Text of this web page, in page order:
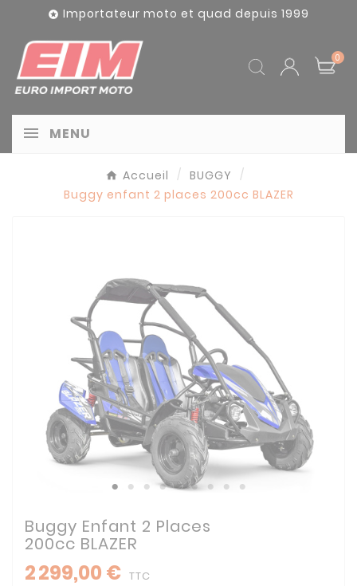
 Importateur moto et quad depuis 1999
0
MENU
Accueil
BUGGY
Buggy enfant 2 places 200cc BLAZER
Buggy Enfant 2 Places
200cc BLAZER
2 299,00 € TTC
Panneau de gestion des cookies